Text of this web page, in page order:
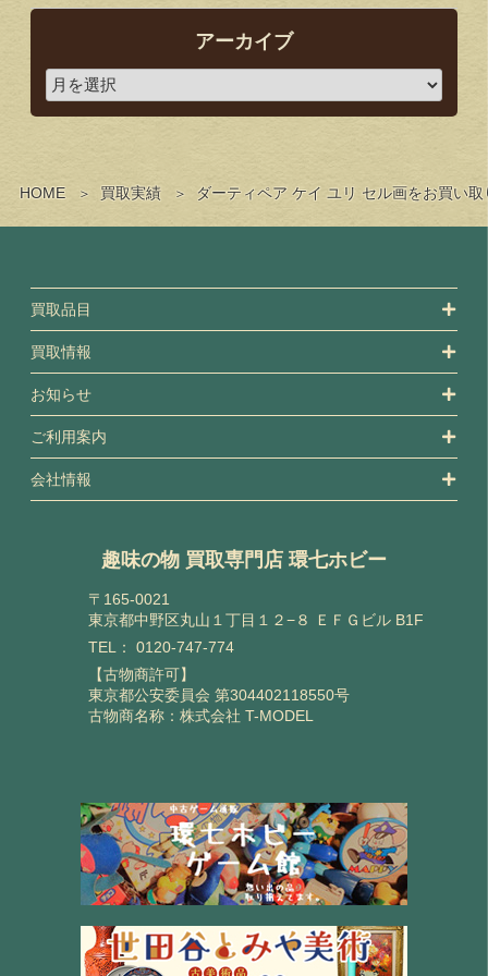
HOME 買取実績 ダーティペア ケイ ユリ セル画をお買い
アーカイブ
買取品目
買取情報
お知らせ
ご利用案内
会社情報
趣味の物 買取専門店 環七ホビー
〒165-0021
東京都中野区丸山１丁目１２−８ ＥＦＧビル B1F
TEL： 0120-747-774
【古物商許可】
東京都公安委員会 第304402118550号
古物商名称：株式会社 T-MODEL